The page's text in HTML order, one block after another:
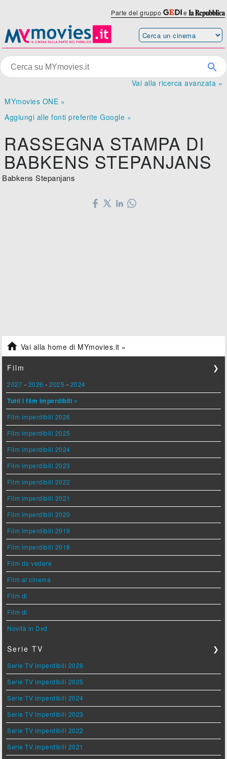
Parte del gruppo e
Vai alla ricerca avanzata »
MYmovies ONE »
Aggiungi alle fonti preferite Google »
RASSEGNA STAMPA DI
BABKENS STEPANJANS
Babkens Stepanjans
 Vai alla home di MYmovies.it »
Film ❯
2027 - 2026 -2025 - 2024
Tutti i film imperdibili »
Film imperdibili 2026
Film imperdibili 2025
Film imperdibili 2024
Film imperdibili 2023
Film imperdibili 2022
Film imperdibili 2021
Film imperdibili 2020
Film imperdibili 2019
Film imperdibili 2018
Film da vedere
Film al cinema
Film di
Film di
Novità in Dvd
Serie TV ❯
Serie TV imperdibili 2026
Serie TV imperdibili 2025
Serie TV imperdibili 2024
Serie TV imperdibili 2023
Serie TV imperdibili 2022
Serie TV imperdibili 2021